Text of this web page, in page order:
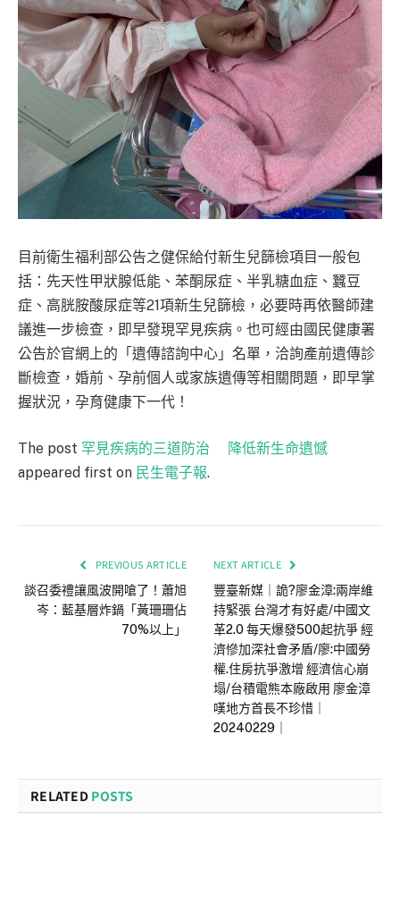
目前衛生福利部公告之健保給付新生兒篩檢項目一般包
括：先天性甲狀腺低能、苯酮尿症、半乳糖血症、蠶豆
症、高胱胺酸尿症等21項新生兒篩檢，必要時再依醫師建
議進一步檢查，即早發現罕見疾病。也可經由國民健康署
公告於官網上的「遺傳諮詢中心」名單，洽詢產前遺傳診
斷檢查，婚前、孕前個人或家族遺傳等相關問題，即早掌
握狀況，孕育健康下一代！
The post 罕見疾病的三道防治 降低新生命遺憾
appeared first on 民生電子報.
PREVIOUS ARTICLE
談召委禮讓風波開嗆了！蕭旭
岑：藍基層炸鍋「黃珊珊佔
70%以上」
NEXT ARTICLE
豐臺新媒｜詭?廖金漳:兩岸維
持緊張 台灣才有好處/中國文
革2.0 每天爆發500起抗爭 經
濟慘加深社會矛盾/廖:中國勞
權.住房抗爭激增 經濟信心崩
塌/台積電熊本廠啟用 廖金漳
嘆地方首長不珍惜｜
20240229｜
RELATED POSTS